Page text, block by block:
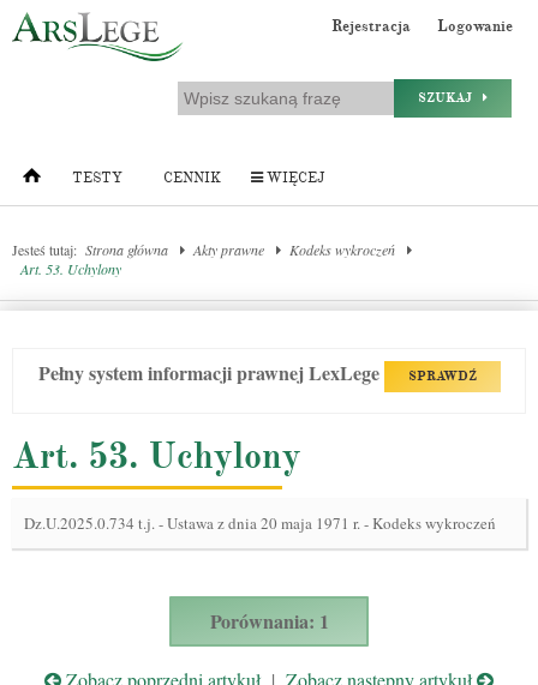
Rejestracja Logowanie
SZUKAJ
TESTY CENNIK WIĘCEJ
Jesteś tutaj: Strona główna Akty prawne
Kodeks wykroczeń
Art. 53. Uchylony
Pełny system informacji prawnej LexLege SPRAWDŹ
Art. 53. Uchylony
Dz.U.2025.0.734 t.j.-Ustawa z dnia 20 maja 1971 r. - Kodeks wykroczeń
Porównania: 1
Zobacz poprzedni artykuł | Zobacz następny artykuł